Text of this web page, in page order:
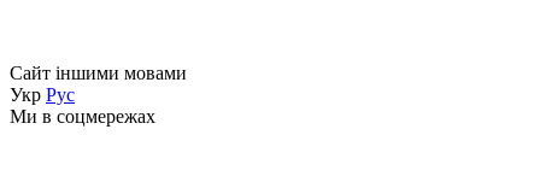
Сайт іншими мовами
Укр Рус
Ми в соцмережах